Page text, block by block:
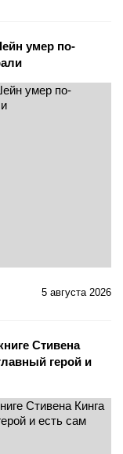
умер по-
5 августа 2026
Стивена
герой и